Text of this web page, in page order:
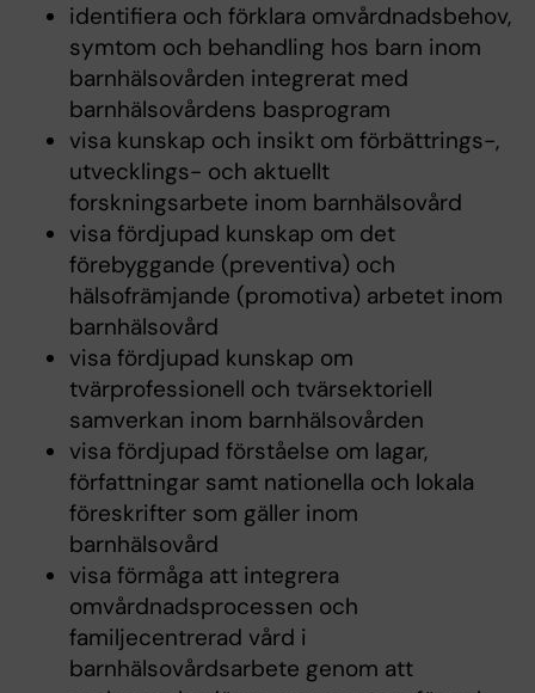
identifiera och förklara omvårdnadsbehov,
symtom och behandling hos barn inom
barnhälsovården integrerat med
barnhälsovårdens basprogram
visa kunskap och insikt om förbättrings-,
utvecklings- och aktuellt
forskningsarbete inom barnhälsovård
visa fördjupad kunskap om det
förebyggande (preventiva) och
hälsofrämjande (promotiva) arbetet inom
barnhälsovård
visa fördjupad kunskap om
tvärprofessionell och tvärsektoriell
samverkan inom barnhälsovården
visa fördjupad förståelse om lagar,
författningar samt nationella och lokala
föreskrifter som gäller inom
barnhälsovård
visa förmåga att integrera
omvårdnadsprocessen och
familjecentrerad vård i
barnhälsovårdsarbete genom att